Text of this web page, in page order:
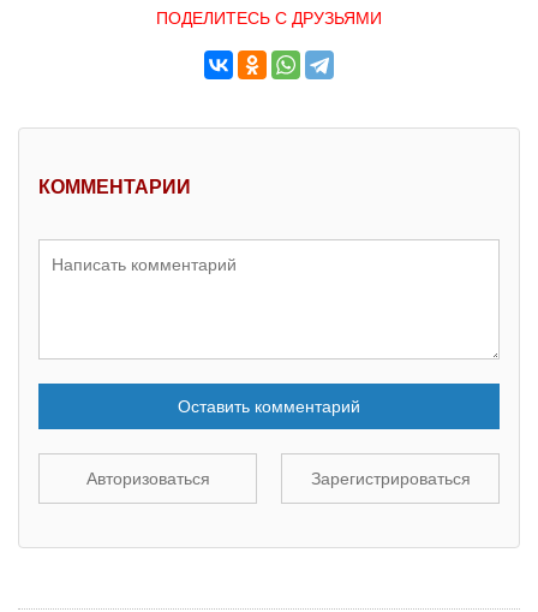
ПОДЕЛИТЕСЬ С ДРУЗЬЯМИ
КОММЕНТАРИИ
Оставить комментарий
Авторизоваться Зарегистрироваться